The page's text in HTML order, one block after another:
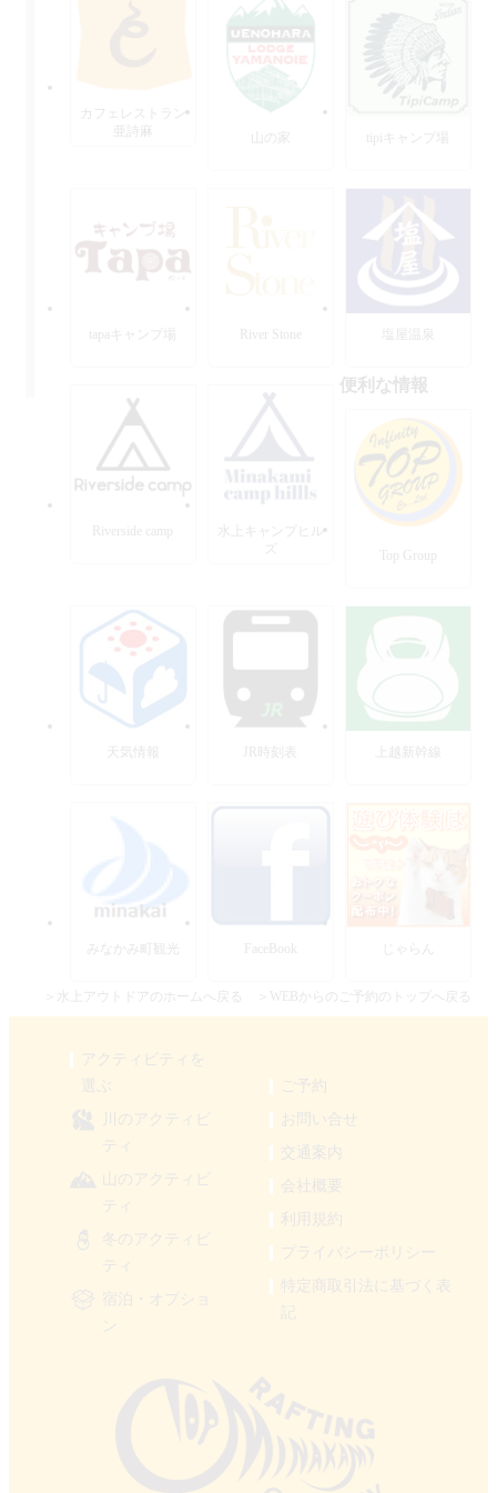
カフェレストラン
亜詩麻
山の家 tipiキャンプ場
tapaキャンプ場 River Stone 塩屋温泉
Riverside camp
水上キャンプヒル
便利な情報
Top Group
天気情報 JR時刻表
みなかみ町観光 FaceBook じゃらん
＞水上アウトドアのホームへ戻る ＞WEBからのご予約のトップへ戻る
アクティビティを
川のアクティビ
ティ
山のアクティビ
ティ
冬のアクティビ
ティ
宿泊・オプショ
ン
ご予約
お問い合せ
交通案内
会社概要
利用規約
プライバシーポリシー
特定商取引法に基づく表
記